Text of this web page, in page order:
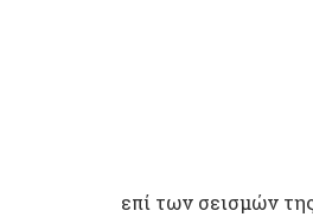
επί των σεισμών